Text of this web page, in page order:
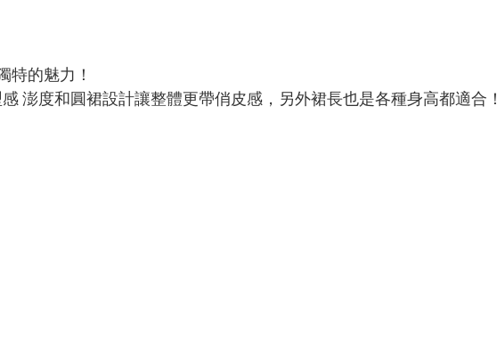
特的魅力！
澎度和圓裙設計讓整體更帶俏皮感，另外裙長也是各種身高都適合！